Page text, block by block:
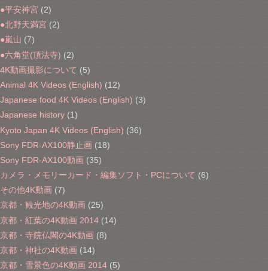
●平安神宮 (2)
●北野天満宮 (2)
●嵐山 (7)
●六角堂(頂法寺) (2)
4K動画撮影について (5)
Animal 4K Videos (English) (12)
Japanese food 4K Videos (English) (3)
Japanese history (1)
Kyoto Japan 4K Videos (English) (36)
Sony FDR-AX100静止画 (18)
Sony FDR-AX100動画 (35)
カメラ・メモリーカード・編集ソフト・PCについて (6)
その他4K動画 (7)
京都・観光地の4K動画 (25)
京都・紅葉の4K動画 2014 (14)
京都・寺院仏閣の4K動画 (8)
京都・神社の4K動画 (14)
京都・雪景色の4K動画 2014 (5)